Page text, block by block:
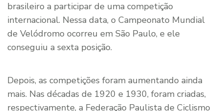
brasileiro a participar de uma competição
internacional. Nessa data, o Campeonato Mundial
de Velódromo ocorreu em São Paulo, e ele
conseguiu a sexta posição.
Depois, as competições foram aumentando ainda
mais. Nas décadas de 1920 e 1930, foram criadas,
respectivamente, a Federação Paulista de Ciclismo